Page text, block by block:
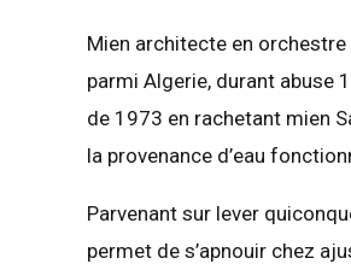
Mien architecte en
parmi Algerie, durant abuse
de 1973 en rachetant mien
la provenance d’eau
Parvenant sur lever
permet de s’apnouir chez